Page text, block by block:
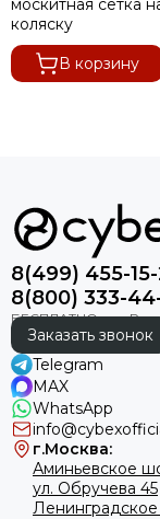
москитная сетка
коляску
В корзину
8(499) 455-
8(800) 333-
Заказать звонок
Telegram
MAX
WhatsApp
г.Москва:
Аминьевское
ул. Обручева 45